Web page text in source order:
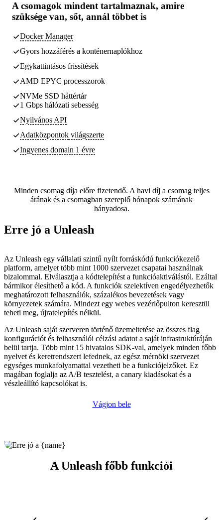
A csomagok mindent tartalmaznak, amire
szüksége van, sőt, annál többet is
Docker Manager
Gyors hozzáférés a konténernaplókhoz
Egykattintásos frissítések
AMD EPYC processzorok
NVMe SSD háttértár
1 Gbps hálózati sebesség
Nyilvános API
Adatközpontok világszerte
Ingyenes domain 1 évre
Minden csomag díja előre fizetendő. A havi díj a csomag teljes
árának és a csomagban szereplő hónapok számának
hányadosa.
Erre jó a Unleash
Az Unleash egy vállalati szintű nyílt forráskódú funkciókezelő
platform, amelyet több mint 1000 szervezet csapatai használnak
bizalommal. Elválasztja a kódtelepítést a funkcióaktiválástól. Ezáltal
bármikor élesíthető a kód. A funkciók szelektíven engedélyezhetők
meghatározott felhasználók, százalékos bevezetések vagy
környezetek számára. Mindezt egy webes vezérlőpulton keresztül
teheti meg, újratelepítés nélkül.
Az Unleash saját szerveren történő üzemeltetése az összes flag
konfigurációt és felhasználói célzási adatot a saját infrastruktúráján
belül tartja. Több mint 15 hivatalos SDK-val, amelyek minden főbb
nyelvet és keretrendszert lefednek, az egész mérnöki szervezet
egységes munkafolyamattal vezetheti be a funkciójelzőket. Ez
magában foglalja az A/B tesztelést, a canary kiadásokat és a
vészleállító kapcsolókat is.
Vágjon bele
A Unleash főbb funkciói